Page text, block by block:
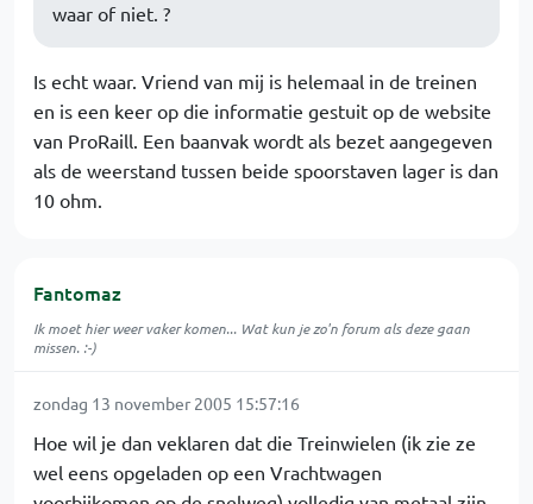
waar of niet. ?
Is echt waar. Vriend van mij is helemaal in de treinen
en is een keer op die informatie gestuit op de website
van ProRaill. Een baanvak wordt als bezet aangegeven
als de weerstand tussen beide spoorstaven lager is dan
10 ohm.
Fantomaz
Ik moet hier weer vaker komen... Wat kun je zo'n forum als deze gaan
missen. :-)
zondag 13 november 2005 15:57:16
Hoe wil je dan veklaren dat die Treinwielen (ik zie ze
wel eens opgeladen op een Vrachtwagen